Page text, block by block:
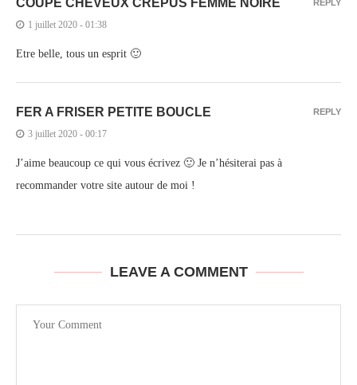
COUPE CHEVEUX CRÉPUS FEMME NOIRE
1 juillet 2020 - 01:38
Etre belle, tous un esprit 🙂
REPLY
FER A FRISER PETITE BOUCLE
3 juillet 2020 - 00:17
J’aime beaucoup ce qui vous écrivez 🙂 Je n’hésiterai pas à
recommander votre site autour de moi !
REPLY
LEAVE A COMMENT